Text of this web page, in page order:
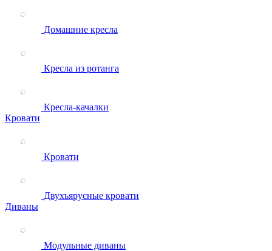
Домашние кресла
Кресла из ротанга
Кресла-качалки
Кровати
Кровати
Двухъярусные кровати
Диваны
Модульные диваны